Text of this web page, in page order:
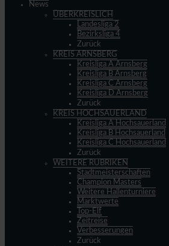
News
ÜBERKREISLICH
Landesliga 2
Bezirksliga 4
Zurück
KREIS ARNSBERG
Kreisliga A Arnsberg
Kreisliga B Arnsberg
Kreisliga C Arnsberg
Kreisliga D Arnsberg
Zurück
KREIS HOCHSAUERLAND
Kreisliga A Hochsauerland
Kreisliga B Hochsauerland
Kreisliga C Hochsauerland
Zurück
WEITERE RUBRIKEN
Stadtmeisterschaften
Champion Masters
Weitere Hallenturniere
Marktwerte
Top-Elf
Zeitreise
Verbesserungen
Zurück